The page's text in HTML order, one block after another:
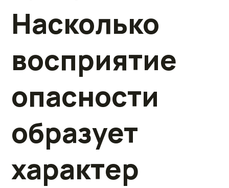
Насколько
восприятие
опасности
образует
характер